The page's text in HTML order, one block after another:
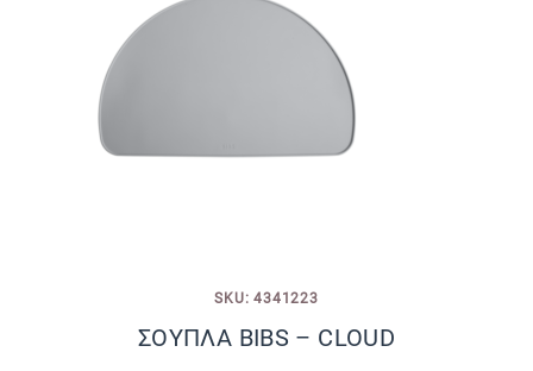
SKU: 4341223
ΣΟΥΠΛΑ BIBS – CLOUD